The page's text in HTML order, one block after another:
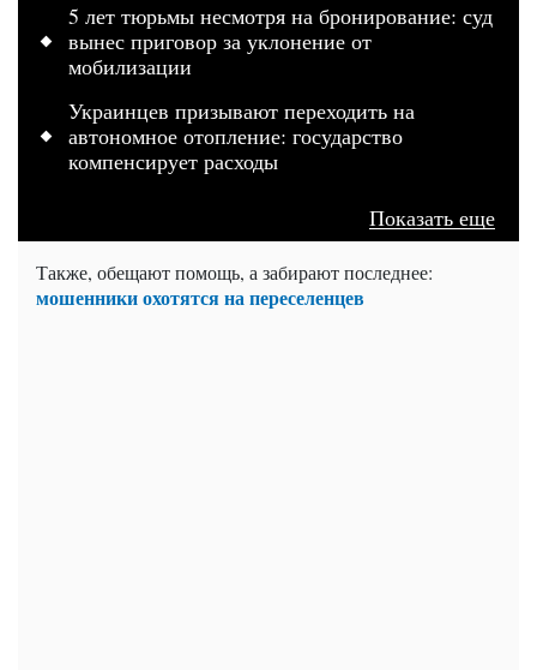
5 лет тюрьмы несмотря на бронирование: суд
вынес приговор за уклонение от
мобилизации
Украинцев призывают переходить на
автономное отопление: государство
компенсирует расходы
Показать еще
Также, обещают помощь, а забирают последнее:
мошенники охотятся на переселенцев